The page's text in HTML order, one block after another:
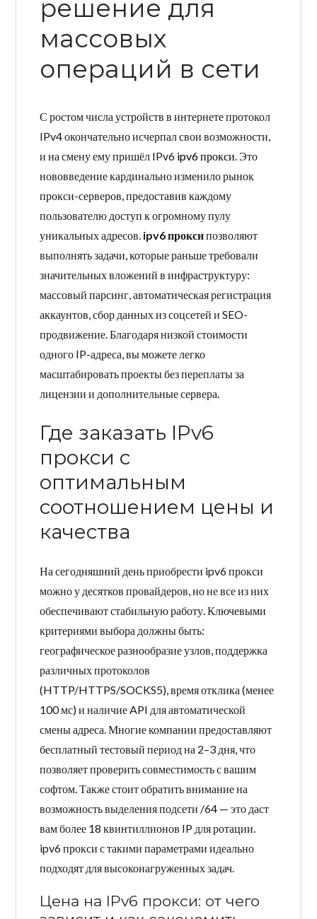
решение для
массовых
операций в сети
С ростом числа устройств в интернете протокол
IPv4 окончательно исчерпал свои возможности,
и на смену ему пришёл IPv6 ipv6 прокси. Это
нововведение кардинально изменило рынок
прокси-серверов, предоставив каждому
пользователю доступ к огромному пулу
уникальных адресов. ipv6 проксипозволяют
выполнять задачи, которые раньше требовали
значительных вложений в инфраструктуру:
массовый парсинг, автоматическая регистрация
аккаунтов, сбор данных из соцсетей и SEO-
продвижение. Благодаря низкой стоимости
одного IP-адреса, вы можете легко
масштабировать проекты без переплаты за
лицензии и дополнительные сервера.
Где заказать IPv6
прокси с
оптимальным
соотношением цены и
качества
На сегодняшний день приобрести ipv6 прокси
можно у десятков провайдеров, но не все из них
обеспечивают стабильную работу. Ключевыми
критериями выбора должны быть:
географическое разнообразие узлов, поддержка
различных протоколов
(HTTP/HTTPS/SOCKS5), время отклика (менее
100 мс) и наличие API для автоматической
смены адреса. Многие компании предоставляют
бесплатный тестовый период на 2–3 дня, что
позволяет проверить совместимость с вашим
софтом. Также стоит обратить внимание на
возможность выделения подсети /64 — это даст
вам более 18 квинтиллионов IP для ротации.
ipv6 прокси с такими параметрами идеально
подходят для высоконагруженных задач.
Цена на IPv6 прокси: от чего